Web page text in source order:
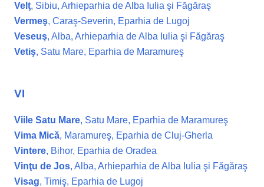
Velţ, Sibiu, Arhieparhia de Alba Iulia şi Făgăraş
Vermeş, Caraş-Severin, Eparhia de Lugoj
Veseuş, Alba, Arhieparhia de Alba Iulia şi Făgăraş
Vetiş, Satu Mare, Eparhia de Maramureş
VI
Viile Satu Mare, Satu Mare, Eparhia de Maramureş
Vima Mică, Maramureş, Eparhia de Cluj-Gherla
Vintere, Bihor, Eparhia de Oradea
Vinţu de Jos, Alba, Arhieparhia de Alba Iulia şi Făgăraş
Visag, Timiş, Eparhia de Lugoj